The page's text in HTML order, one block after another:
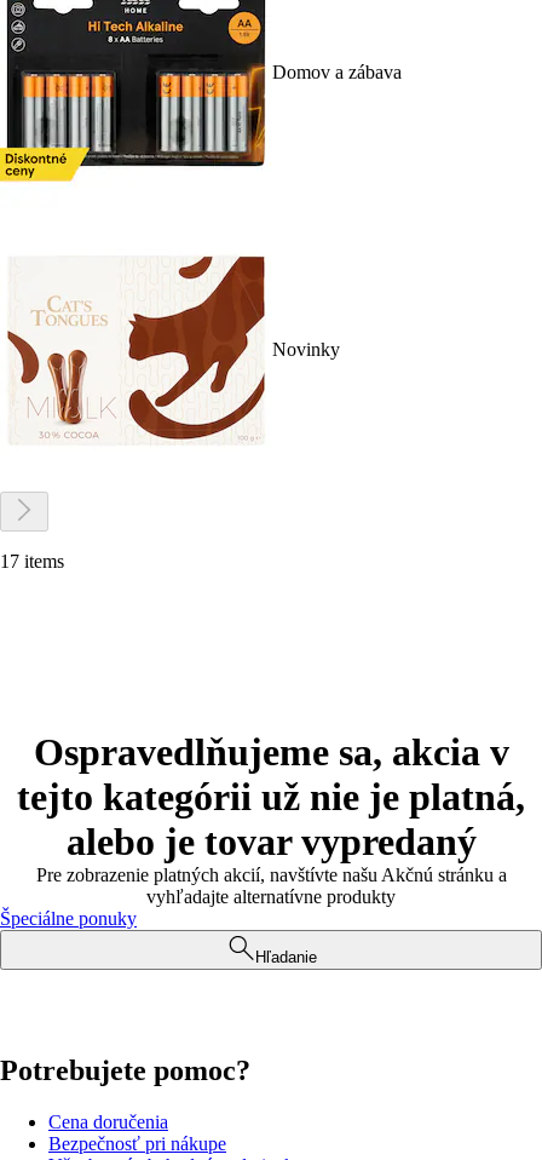
Domov a zábava
Novinky
17 items
Ospravedlňujeme sa, akcia v
tejto kategórii už nie je platná,
alebo je tovar vypredaný
Pre zobrazenie platných akcií, navštívte našu Akčnú stránku a
vyhľadajte alternatívne produkty
Špeciálne ponuky
Hľadanie
Potrebujete pomoc?
Cena doručenia
Bezpečnosť pri nákupe